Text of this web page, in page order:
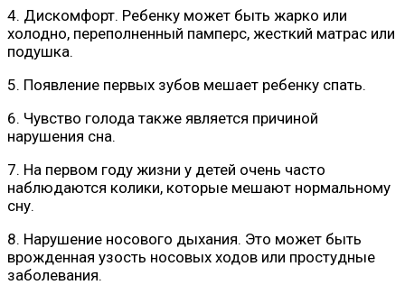
4. Дискомфорт. Ребенку может быть жарко или
холодно, переполненный памперс, жесткий матрас или
подушка.
5. Появление первых зубов мешает ребенку спать.
6. Чувство голода также является причиной
нарушения сна.
7. На первом году жизни у детей очень часто
наблюдаются колики, которые мешают нормальному
сну.
8. Нарушение носового дыхания. Это может быть
врожденная узость носовых ходов или простудные
заболевания.